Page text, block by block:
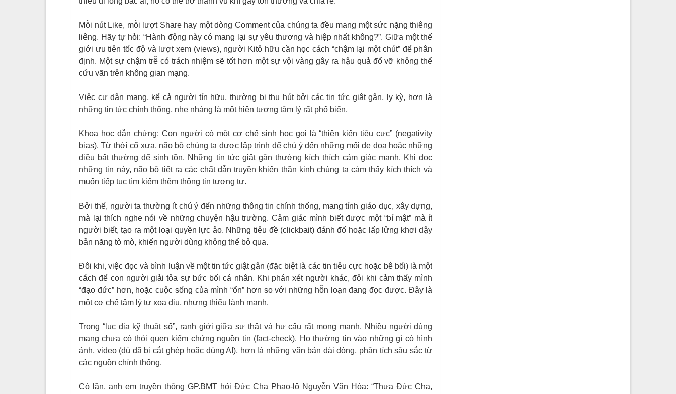
Mỗi nút Like, mỗi lượt Share hay một dòng Comment của chúng ta đều mang một sức nặng thiêng
liêng. Hãy tự hỏi: “Hành động này có mang lại sự yêu thương và hiệp nhất không?”. Giữa một thế
giới ưu tiên tốc độ và lượt xem (views), người Kitô hữu cần học cách “chậm lại một chút” để phân
định. Một sự chậm trễ có trách nhiệm sẽ tốt hơn một sự vội vàng gây ra hậu quả đổ vỡ không thể
cứu vãn trên không gian mạng.
Việc cư dân mạng, kể cả người tín hữu, thường bị thu hút bởi các tin tức giật gân, ly kỳ, hơn là
những tin tức chính thống, nhẹ nhàng là một hiện tượng tâm lý rất phổ biến.
Khoa học dẫn chứng: Con người có một cơ chế sinh học gọi là “thiên kiến tiêu cực” (negativity
bias). Từ thời cổ xưa, não bộ chúng ta được lập trình để chú ý đến những mối đe dọa hoặc những
điều bất thường để sinh tồn. Những tin tức giật gân thường kích thích cảm giác mạnh. Khi đọc
những tin này, não bộ tiết ra các chất dẫn truyền khiến thần kinh chúng ta cảm thấy kích thích và
muốn tiếp tục tìm kiếm thêm thông tin tương tự.
Bởi thế, người ta thường ít chú ý đến những thông tin chính thống, mang tính giáo dục, xây dựng,
mà lại thích nghe nói về những chuyện hậu trường. Cảm giác mình biết được một “bí mật” mà ít
người biết, tạo ra một loại quyền lực ảo. Những tiêu đề (clickbait) đánh đố hoặc lấp lửng khơi dậy
bản năng tò mò, khiến người dùng không thể bỏ qua.
Đôi khi, việc đọc và bình luận về một tin tức giật gân (đặc biệt là các tin tiêu cực hoặc bê bối) là một
cách để con người giải tỏa sự bức bối cá nhân. Khi phán xét người khác, đôi khi cảm thấy mình
“đạo đức” hơn, hoặc cuộc sống của mình “ổn” hơn so với những hỗn loạn đang đọc được. Đây là
một cơ chế tâm lý tự xoa dịu, nhưng thiếu lành mạnh.
Trong “lục địa kỹ thuật số”, ranh giới giữa sự thật và hư cấu rất mong manh. Nhiều người dùng
mạng chưa có thói quen kiểm chứng nguồn tin (fact-check). Họ thường tin vào những gì có hình
ảnh, video (dù đã bị cắt ghép hoặc dùng AI), hơn là những văn bản dài dòng, phân tích sâu sắc từ
các nguồn chính thống.
Có lần, anh em truyền thông GP.BMT hỏi Đức Cha Phao-lô Nguyễn Văn Hòa: “Thưa Đức Cha,